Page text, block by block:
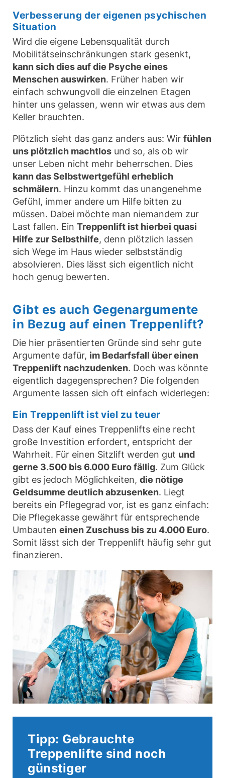
Verbesserung der eigenen psychischen
Situation
Wird die eigene Lebensqualität durch
Mobilitätseinschränkungen stark gesenkt,
kann sich dies auf die Psyche eines
Menschen auswirken. Früher haben wir
einfach schwungvoll die einzelnen Etagen
hinter uns gelassen, wenn wir etwas aus dem
Keller brauchten.
Plötzlich sieht das ganz anders aus: Wir fühlen
uns plötzlich machtlos und so, als ob wir
unser Leben nicht mehr beherrschen. Dies
kann das Selbstwertgefühl erheblich
schmälern. Hinzu kommt das unangenehme
Gefühl, immer andere um Hilfe bitten zu
müssen. Dabei möchte man niemandem zur
Last fallen. Ein Treppenlift ist hierbei quasi
Hilfe zur Selbsthilfe, denn plötzlich lassen
sich Wege im Haus wieder selbstständig
absolvieren. Dies lässt sich eigentlich nicht
hoch genug bewerten.
Gibt es auch Gegenargumente
in Bezug auf einen Treppenlift?
Die hier präsentierten Gründe sind sehr gute
Argumente dafür, im Bedarfsfall über einen
Treppenlift nachzudenken. Doch was könnte
eigentlich dagegensprechen? Die folgenden
Argumente lassen sich oft einfach widerlegen:
Ein Treppenlift ist viel zu teuer
Dass der Kauf eines Treppenlifts eine recht
große Investition erfordert, entspricht der
Wahrheit. Für einen Sitzlift werden gut und
gerne 3.500 bis 6.000 Euro fällig. Zum Glück
gibt es jedoch Möglichkeiten, die nötige
Geldsumme deutlich abzusenken. Liegt
bereits ein Pflegegrad vor, ist es ganz einfach:
Die Pflegekasse gewährt für entsprechende
Umbauten einen Zuschuss bis zu 4.000 Euro.
Somit lässt sich der Treppenlift häufig sehr gut
finanzieren.
Tipp: Gebrauchte
Treppenlifte sind noch
günstiger